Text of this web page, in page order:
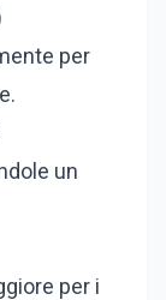
per
un
per i